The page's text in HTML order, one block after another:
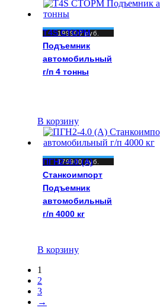
T4S СТОРМ
Подъемник
автомобильный
г/п 4 тонны
199900руб.
В корзину
ПГН2-4.0 (A)
Станкоимпорт
Подъемник
автомобильный
г/п 4000 кг
179900руб.
В корзину
1
2
3
→